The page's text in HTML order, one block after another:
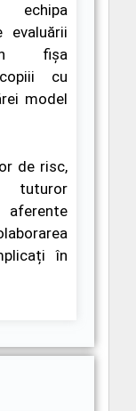
evaluării
în fişa
cu
model
de risc,
tuturor
în